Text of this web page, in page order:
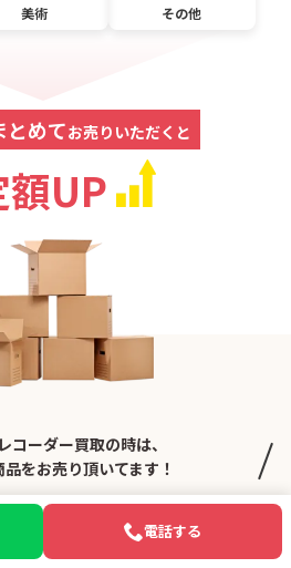
美術 その他
とめてお売りいただくと
UP
コーダー買取の時は、
をお売り頂いてます！
電話する